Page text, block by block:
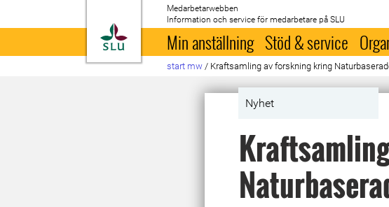
Till startsida
Medarbetarwebben
Information och service för medarbetare på SLU
Min anställning Stöd & service
start mw / Kraftsamling av forskning kring
Nyhet